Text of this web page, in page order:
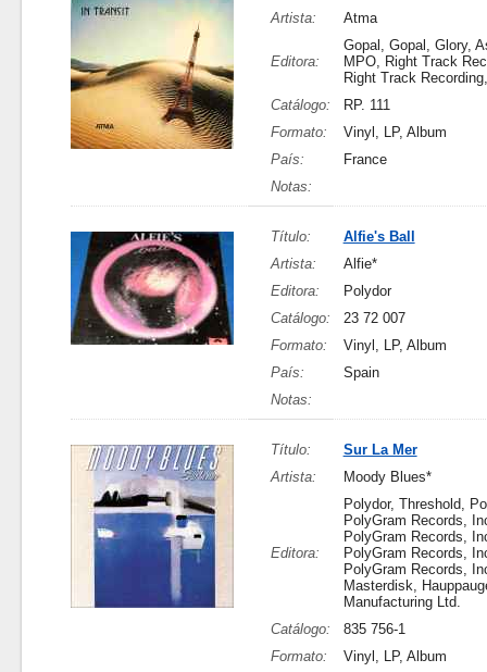
Artista:
Atma
Editora:
Gopal, Gopal, Glory,
MPO, Right Track
Right Track
Catálogo:
RP. 111
Formato:
Vinyl, LP, Album
País:
France
Notas:
Título:
Alfie's Ball
Artista:
Alfie*
Editora:
Polydor
Catálogo:
23 72 007
Formato:
Vinyl, LP, Album
País:
Spain
Notas:
Título:
Sur La Mer
Artista:
Moody Blues*
Editora:
Polydor, Threshold,
PolyGram Records,
PolyGram Records,
PolyGram Records,
PolyGram Records,
Masterdisk,
Manufacturing Ltd.
Catálogo:
835 756-1
Formato:
Vinyl, LP, Album